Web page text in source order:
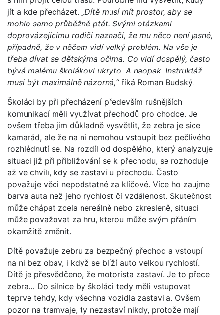
jít a kde přecházet. „Dítě musí mít prostor, aby se
mohlo samo průběžně ptát. Svými otázkami
doprovázejícímu rodiči naznačí, že mu něco není jasné,
případně, že v něčem vidí velký problém. Na vše je
třeba dívat se dětskýma očima. Co vidí dospělý, často
bývá malému školákovi ukryto. A naopak. Instruktáž
musí být maximálně názorná,“říká Roman Budský.
Školáci by při přecházení především rušnějších
komunikací měli využívat přechodů pro chodce. Je
ovšem třeba jim důkladně vysvětlit, že zebra je sice
kamarád, ale že na ni nemohou vstoupit bez pečlivého
rozhlédnutí se. Na rozdíl od dospělého, který analyzuje
situaci již při přibližování se k přechodu, se rozhoduje
až ve chvíli, kdy se zastaví u přechodu. Často
považuje věci nepodstatné za klíčové. Více ho zaujme
barva auta než jeho rychlost či vzdálenost. Skutečnost
může chápat zcela nereálně nebo zkresleně, situaci
může považovat za hru, kterou může svým přáním
okamžitě změnit.
Dítě považuje zebru za bezpečný přechod a vstoupí
na ni bez obav, i když se blíží auto velkou rychlostí.
Dítě je přesvědčeno, že motorista zastaví. Je to přece
zebra… Do silnice by školáci tedy měli vstupovat
teprve tehdy, kdy všechna vozidla zastavila. Ovšem
pozor na tramvaje, ty nezastaví nikdy, protože mají